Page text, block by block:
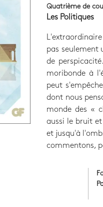
Quatrième de
Les Politiques
pas seulement
de
moribonde à
peut
dont nous
monde des «
aussi le bruit
et jusqu'à
commentons,